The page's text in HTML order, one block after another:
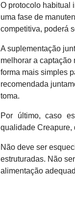
O protocolo habitual
uma fase de
competitiva, poderá
A suplementação
melhorar a captação
forma mais simples
recomendada
toma.
Por último, caso
qualidade Creapure,
Não deve ser
estruturadas. Não
alimentação